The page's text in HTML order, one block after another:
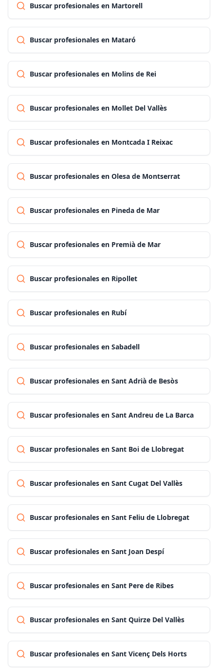
Buscar profesionales en Martorell
Buscar profesionales en Mataró
Buscar profesionales en Molins de Rei
Buscar profesionales en Mollet Del Vallès
Buscar profesionales en Montcada I Reixac
Buscar profesionales en Olesa de Montserrat
Buscar profesionales en Pineda de Mar
Buscar profesionales en Premià de Mar
Buscar profesionales en Ripollet
Buscar profesionales en Rubí
Buscar profesionales en Sabadell
Buscar profesionales en Sant Adrià de Besòs
Buscar profesionales en Sant Andreu de La Barca
Buscar profesionales en Sant Boi de Llobregat
Buscar profesionales en Sant Cugat Del Vallès
Buscar profesionales en Sant Feliu de Llobregat
Buscar profesionales en Sant Joan Despí
Buscar profesionales en Sant Pere de Ribes
Buscar profesionales en Sant Quirze Del Vallès
Buscar profesionales en Sant Vicenç Dels Horts